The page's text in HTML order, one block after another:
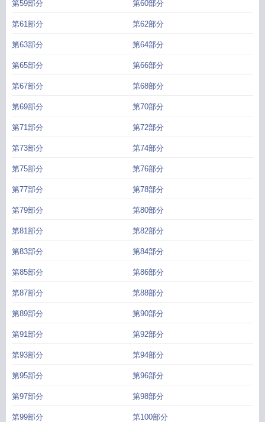
第59部分 第60部分
第61部分 第62部分
第63部分 第64部分
第65部分 第66部分
第67部分 第68部分
第69部分 第70部分
第71部分 第72部分
第73部分 第74部分
第75部分 第76部分
第77部分 第78部分
第79部分 第80部分
第81部分 第82部分
第83部分 第84部分
第85部分 第86部分
第87部分 第88部分
第89部分 第90部分
第91部分 第92部分
第93部分 第94部分
第95部分 第96部分
第97部分 第98部分
第99部分 第100部分